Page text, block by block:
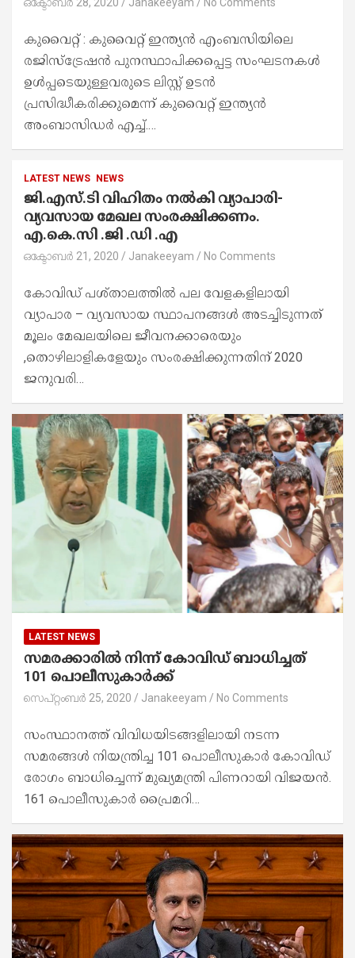
ഒക്ടോബർ 28, 2020 Janakeeyam No Comments
കുവൈറ്റ് : കുവൈറ്റ് ഇന്ത്യന്‍ എംബസിയിലെ
രജിസ്ട്രേഷൻ പുനസ്ഥാപിക്കപ്പെട്ട സംഘടനകൾ
ഉൾപ്പടെയുള്ളവരുടെ ലിസ്റ്റ് ഉടൻ
പ്രസിദ്ധീകരിക്കുമെന്ന് കുവൈറ്റ് ഇന്ത്യൻ
അംബാസിഡർ എച്ച്.…
LATEST NEWS NEWS
ജി.എസ്.ടി വിഹിതം നൽകി വ്യാപാരി-
വ്യവസായ മേഖല സംരക്ഷിക്കണം.
എ.കെ.സി .ജി .ഡി .എ
ഒക്ടോബർ 21, 2020 Janakeeyam No Comments
കോവിഡ് പശ്താലത്തിൽ പല വേളകളിലായി
വ്യാപാര – വ്യവസായ സ്ഥാപനങ്ങൾ അടച്ചിടുന്നത്
മൂലം മേഖലയിലെ ജീവനക്കാരെയും
,തൊഴിലാളികളേയും സംരക്ഷിക്കുന്നതിന് 2020
ജനുവരി…
LATEST NEWS
സമരക്കാരിൽ നിന്ന് കോവിഡ് ബാധിച്ചത്
101 പൊലീസുകാർക്ക്
സെപ്റ്റംബർ 25, 2020 Janakeeyam No Comments
സംസ്ഥാനത്ത് വിവിധയിടങ്ങളിലായി നടന്ന
സമരങ്ങൾ നിയന്ത്രിച്ച 101 പൊലീസുകാർ കോവിഡ്
രോഗം ബാധിച്ചെന്ന് മുഖ്യമന്ത്രി പിണറായി വിജയൻ.
161 പൊലീസുകാർ പ്രൈമറി…